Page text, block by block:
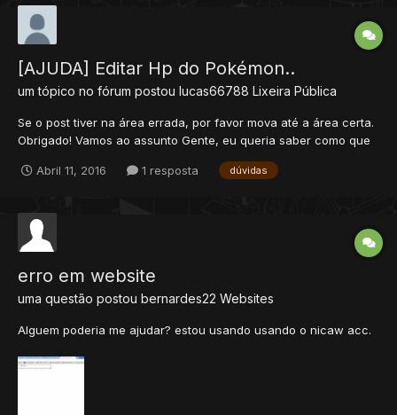
[AJUDA] Editar Hp do Pokémon..
um tópico no fórum postou lucas66788 Lixeira Pública
Se o post tiver na área errada, por favor mova até a área certa.
Obrigado! Vamos ao assunto Gente, eu queria saber como que
lo. Ajudou = Rep +
Abril 11, 2016 1 resposta dúvidas
erro em website
uma questão postou bernardes22 Websites
Alguem poderia me ajudar? estou usando usando o nicaw acc.